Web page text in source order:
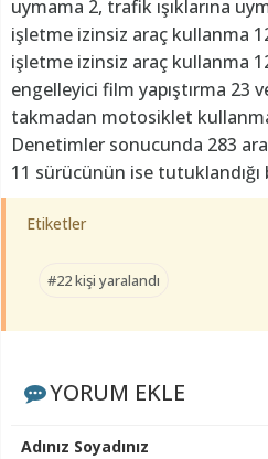
uymama 2, trafik ışıklarına
işletme izinsiz araç kullanma
işletme izinsiz araç kullanma
engelleyici film yapıştırma 23
takmadan motosiklet
Denetimler sonucunda 283
11 sürücünün ise tutuklandığı
Etiketler
#22 kişi yaralandı
YORUM EKLE
Adınız Soyadınız